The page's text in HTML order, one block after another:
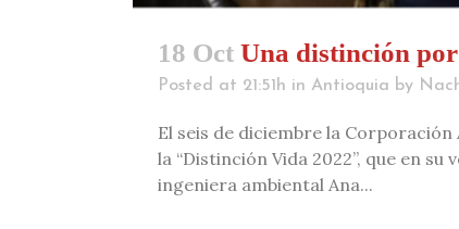
18 Oct Una distinción
Posted at 21:51h in Antioquia by
El seis de diciembre la
la “Distinción Vida 2022”, que en
ingeniera ambiental Ana...